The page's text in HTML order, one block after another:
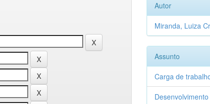
Autor
Miranda, Luiza
Assunto
Carga de